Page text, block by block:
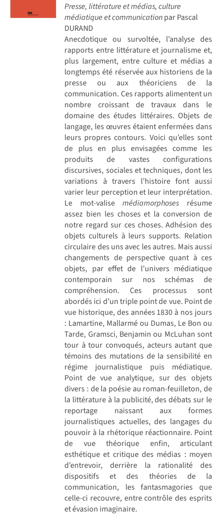
Presse, littérature et médias, culture
médiatique et communicationpar Pascal
DURAND
Anecdotique ou survoltée, l’analyse des
rapports entre littérature et journalisme et,
plus largement, entre culture et médias a
longtemps été réservée aux historiens de la
presse ou aux théoriciens de la
communication. Ces rapports alimentent un
nombre croissant de travaux dans le
domaine des études littéraires. Objets de
langage, les œuvres étaient enfermées dans
leurs propres contours. Voici qu’elles sont
de plus en plus envisagées comme les
produits de vastes configurations
discursives, sociales et techniques, dont les
variations à travers l’histoire font aussi
varier leur perception et leur interprétation.
Le mot-valisemédiamorphoses résume
assez bien les choses et la conversion de
notre regard sur ces choses. Adhésion des
objets culturels à leurs supports. Relation
circulaire des uns avec les autres. Mais aussi
changements de perspective quant à ces
objets, par effet de l’univers médiatique
contemporain sur nos schémas de
compréhension. Ces processus sont
abordés ici d’un triple point de vue. Point de
vue historique, des années 1830 à nos jours
: Lamartine, Mallarmé ou Dumas, Le Bon ou
Tarde, Gramsci, Benjamin ou McLuhan sont
tour à tour convoqués, acteurs autant que
témoins des mutations de la sensibilité en
régime journalistique puis médiatique.
Point de vue analytique, sur des objets
divers : de la poésie au roman-feuilleton, de
la littérature à la publicité, des débats sur le
reportage naissant aux formes
journalistiques actuelles, des langages du
pouvoir à la rhétorique réactionnaire. Point
de vue théorique enfin, articulant
esthétique et critique des médias : moyen
d’entrevoir, derrière la rationalité des
dispositifs et des théories de la
communication, les fantasmagories que
celle-ci recouvre, entre contrôle des esprits
et évasion imaginaire.